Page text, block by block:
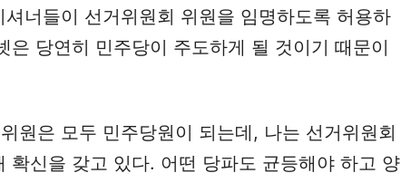
너들이 선거위원회 위원을 임명하도록 허용하
은 당연히 민주당이 주도하게 될 것이기 때문이
원은 모두 민주당원이 되는데, 나는 선거위원회
확신을 갖고 있다. 어떤 당파도 균등해야 하고 양